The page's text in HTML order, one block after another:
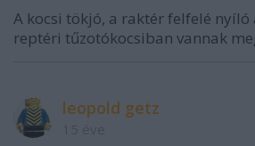
A kocsi tökjó, a raktér felfelé nyíló
reptéri tűzotókocsiban vannak
leopold getz